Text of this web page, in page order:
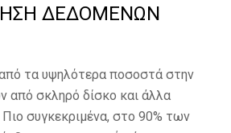
ΔΕΔΟΜΕΝΩΝ
τα υψηλότερα ποσοστά στην
από σκληρό δίσκο και άλλα
συγκεκριμένα, στο 90% των